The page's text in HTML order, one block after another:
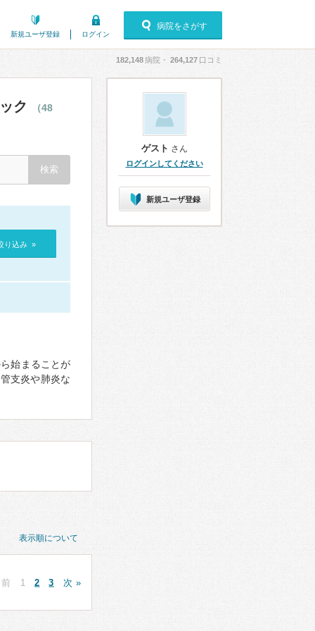
新規ユーザ登録 ログイン
病院をさがす
182,148病院・ 264,127 口コミ
ク （48
り込み »
始まることが
支炎や肺炎な
表示順について
1 2 3 次 »
ゲスト さん
ログインしてください
新規ユーザ登録